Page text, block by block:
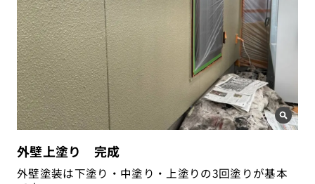
外壁上塗り 完成
外壁塗装は下塗り・中塗り・上塗りの3回塗りが基本